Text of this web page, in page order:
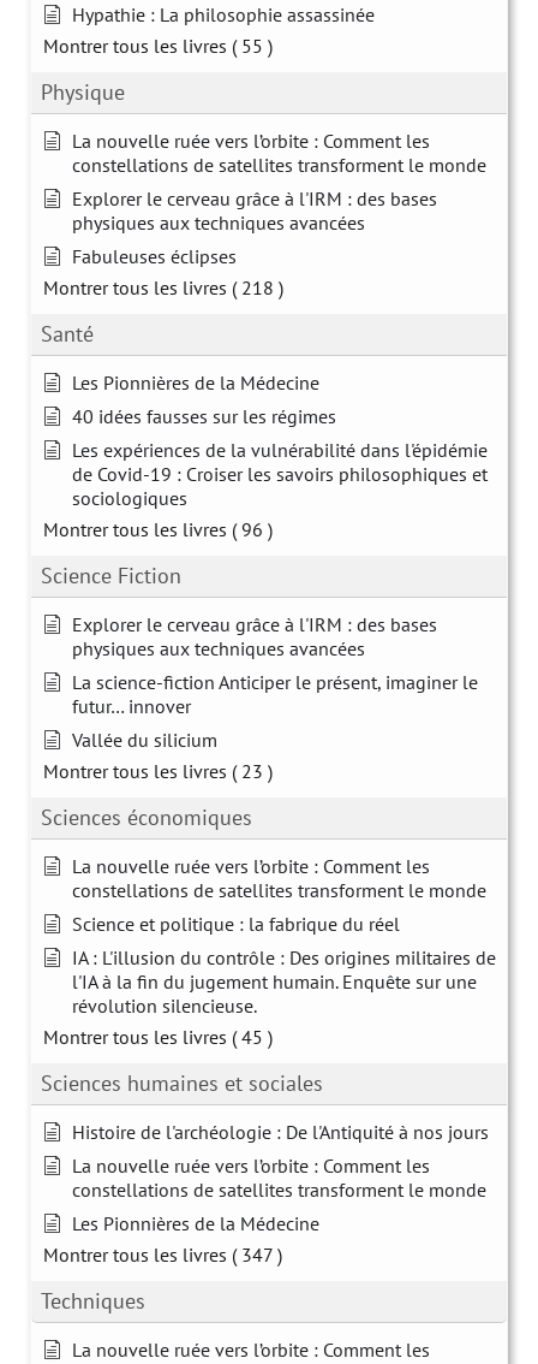
Hypathie : La philosophie assassinée
Montrer tous les livres ( 55 )
Physique
La nouvelle ruée vers l’orbite : Comment les
constellations de satellites transforment le monde
Explorer le cerveau grâce à l'IRM : des bases
physiques aux techniques avancées
Fabuleuses éclipses
Montrer tous les livres ( 218 )
Santé
Les Pionnières de la Médecine
40 idées fausses sur les régimes
Les expériences de la vulnérabilité dans l'épidémie
de Covid-19 : Croiser les savoirs philosophiques et
sociologiques
Montrer tous les livres ( 96 )
Science Fiction
Explorer le cerveau grâce à l'IRM : des bases
physiques aux techniques avancées
La science-fiction Anticiper le présent, imaginer le
futur… innover
Vallée du silicium
Montrer tous les livres ( 23 )
Sciences économiques
La nouvelle ruée vers l’orbite : Comment les
constellations de satellites transforment le monde
Science et politique : la fabrique du réel
IA : L'illusion du contrôle : Des origines militaires de
l'IA à la fin du jugement humain. Enquête sur une
révolution silencieuse.
Montrer tous les livres ( 45 )
Sciences humaines et sociales
Histoire de l'archéologie : De l'Antiquité à nos jours
La nouvelle ruée vers l’orbite : Comment les
constellations de satellites transforment le monde
Les Pionnières de la Médecine
Montrer tous les livres ( 347 )
Techniques
La nouvelle ruée vers l’orbite : Comment les